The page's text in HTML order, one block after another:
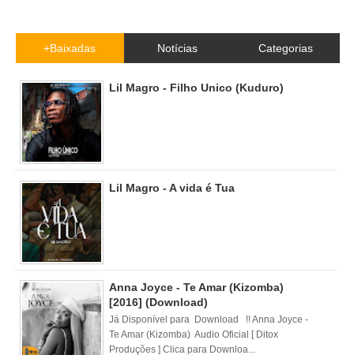
+Baixadas Notícias Categorias
Lil Magro - Filho Unico (Kuduro)
Lil Magro - A vida é Tua
Anna Joyce - Te Amar (Kizomba)
[2016] (Download)
Já Disponível para Download !! Anna Joyce -
Te Amar (Kizomba) Audio Oficial [ Ditox
Produções ] Clica para Downloa...